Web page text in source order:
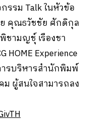
รรม Talk ในหัวข้อ
ย คุณธวัชชัย ศักดิกุล
ามญชุ์ เรืองชา
HOME Experience
รบริหารสำนักพิมพ์
ผู้สนใจสามารถลง